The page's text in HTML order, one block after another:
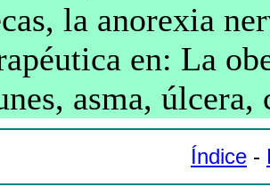
la anorexia
en: La
asma, úlcera,
Índice -